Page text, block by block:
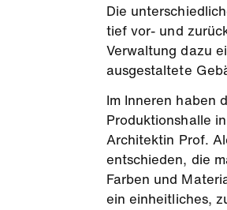
Die
tief vor- und
Verwaltung dazu
ausgestaltete
Im Inneren haben
Produktionshalle
Architektin Prof.
entschieden, die
Farben und
ein einheitliches,